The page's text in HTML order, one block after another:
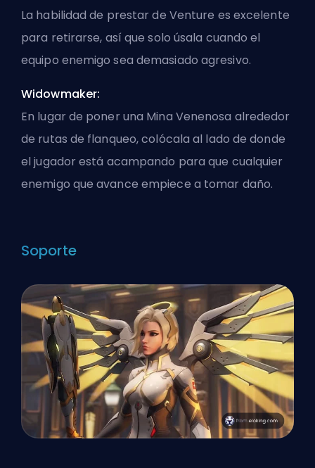
La habilidad de prestar de Venture es excelente
para retirarse, así que solo úsala cuando el
equipo enemigo sea demasiado agresivo.
Widowmaker:
En lugar de poner una Mina Venenosa alrededor
de rutas de flanqueo, colócala al lado de donde
el jugador está acampando para que cualquier
enemigo que avance empiece a tomar daño.
Soporte